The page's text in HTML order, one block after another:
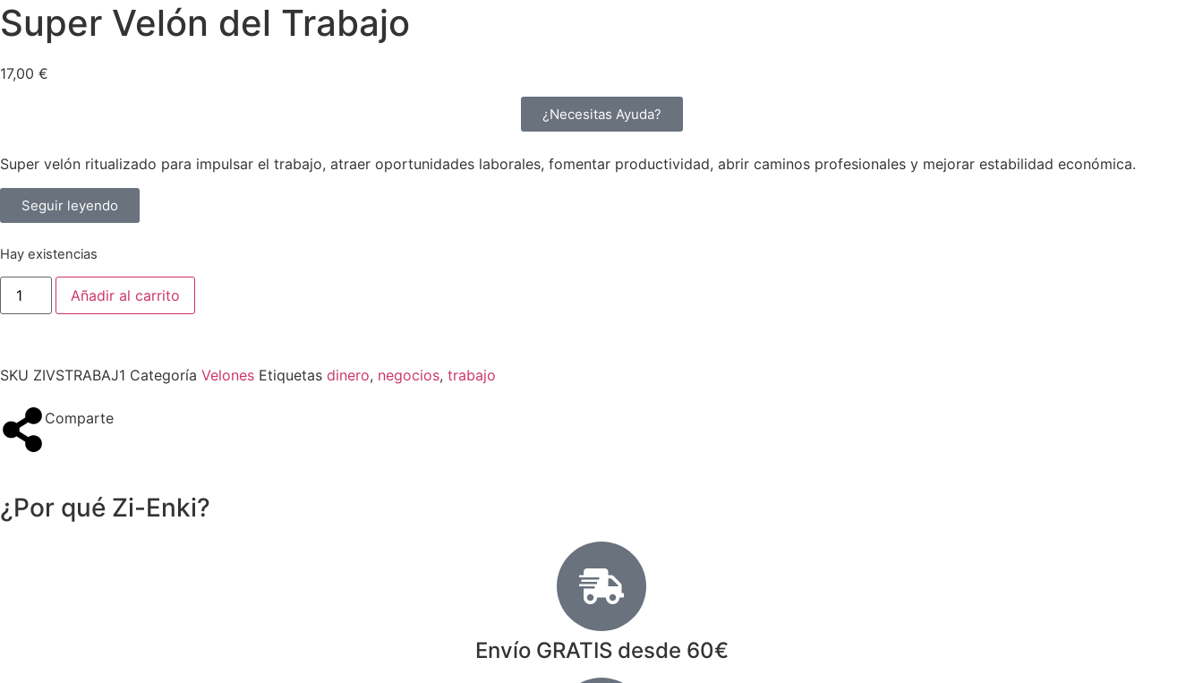
Super Velón del Trabajo
17,00 €
¿Necesitas Ayuda?
Super velón ritualizado para impulsar el trabajo, atraer oportunidades laborales, fomentar productividad, abrir caminos profesionales y mejorar estabilidad económica.
Seguir leyendo
Hay existencias
Añadir al carrito
SKU ZIVSTRABAJ1 Categoría Velones Etiquetas dinero, negocios, trabajo
Comparte
¿Por qué Zi-Enki?
Envío GRATIS desde 60€